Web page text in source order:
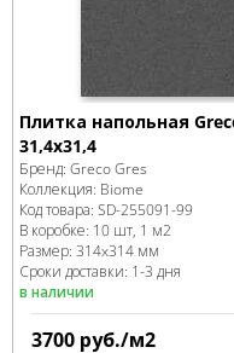
Плитка напольная
31,4x31,4
Бренд: Greco Gres
Коллекция: Biome
Код товара: SD-255091-99
В коробке: 10 шт, 1 м2
Размер: 314x314 мм
Сроки доставки: 1-3 дня
в наличии
3700 руб./м2